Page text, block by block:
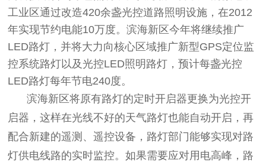
工业区通过改造420余盏光控道路照明设施，在2012
年实现节约电能10万度。滨海新区今年将继续推广
LED路灯，并将大力向核心区域推广新型GPS定位监
控系统路灯以及光控LED照明路灯，预计每盏光控
LED路灯每年节电240度。
滨海新区将原有路灯的定时开启器更换为光控开
启器，这样在光线不好的天气路灯也能自动开启，再
配合新建的遥测、遥控设备，路灯部门能够实现对路
灯供电线路的实时监控。如果需要应对用电高峰，路